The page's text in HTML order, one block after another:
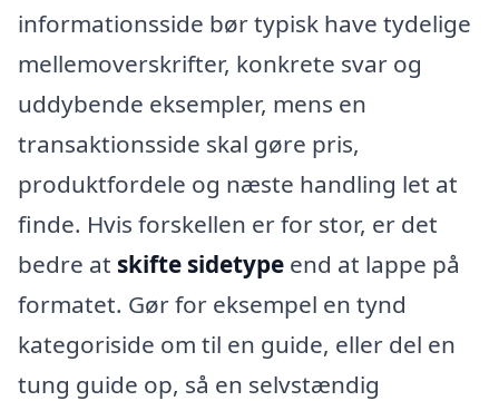
informationsside bør typisk have tydelige
mellemoverskrifter, konkrete svar og
uddybende eksempler, mens en
transaktionsside skal gøre pris,
produktfordele og næste handling let at
finde. Hvis forskellen er for stor, er det
bedre at skifte sidetype end at lappe på
formatet. Gør for eksempel en tynd
kategoriside om til en guide, eller del en
tung guide op, så en selvstændig